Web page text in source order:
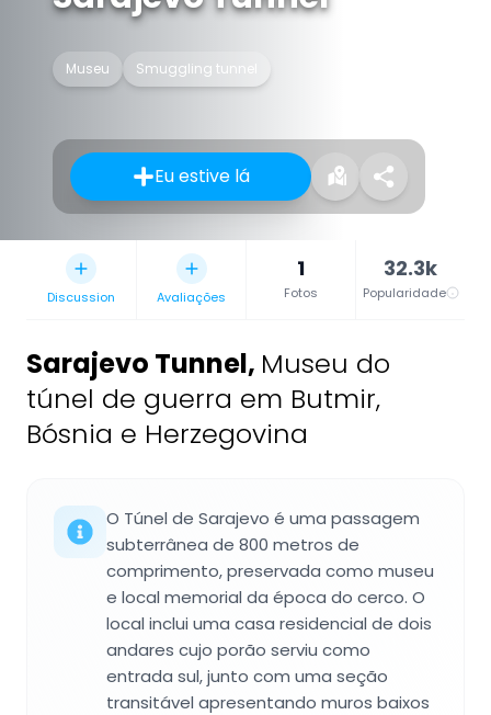
Museu Smuggling tunnel
Eu estive lá
Discussion Avaliações
1
Fotos
32.3k
Popularidade
Sarajevo Tunnel, Museu do
túnel de guerra em Butmir,
Bósnia e Herzegovina
O Túnel de Sarajevo é uma passagem
subterrânea de 800 metros de
comprimento, preservada como museu
e local memorial da época do cerco. O
local inclui uma casa residencial de dois
andares cujo porão serviu como
entrada sul, junto com uma seção
transitável apresentando muros baixos